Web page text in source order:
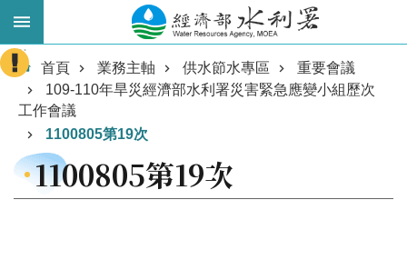
跳到主要內容區塊
進
階
搜
尋
:::
首頁 業務主軸 供水節水專區
重要會議
109-110年旱災經濟部水利署災害緊急應變小組歷次
工作會議
1100805第19次
1100805第19次